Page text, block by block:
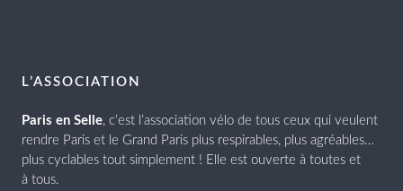
L’ASSOCIATION
Paris en Selle, c’est l’association vélo de tous ceux qui veulent
rendre Paris et le Grand Paris plus respirables, plus agréables…
plus cyclables tout simplement ! Elle est ouverte à toutes et
à tous.